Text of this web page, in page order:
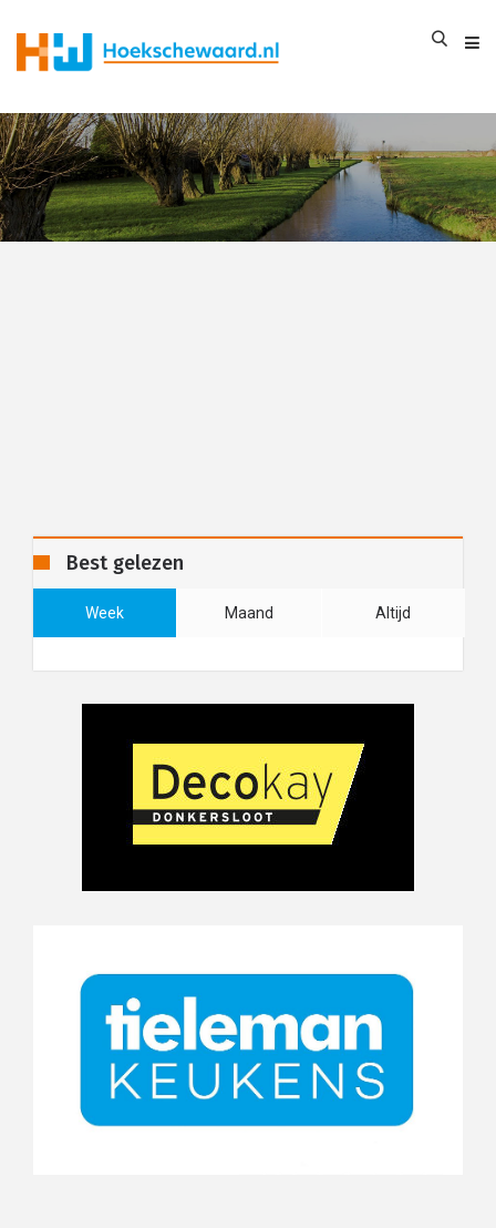
Best gelezen
Week Maand Altijd